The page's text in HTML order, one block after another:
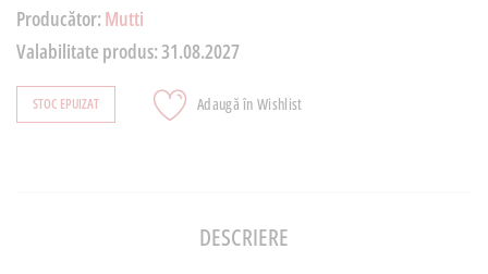
Producător: Mutti
Valabilitate produs:31.08.2027
STOC EPUIZAT Adaugă în Wishlist
DESCRIERE